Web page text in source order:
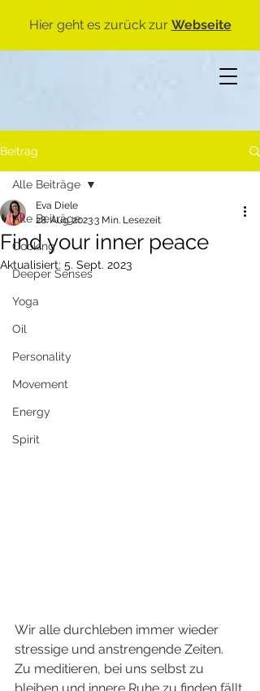
Hier geht es zurück zur Webseite
Beitrag
Alle Beiträge
Cooking
Deeper Senses
Yoga
Oil
Personality
Movement
Energy
Spirit
Alle Beiträge
Find your inner peace
Eva Diele
28. Aug. 20233 Min. Lesezeit
Aktualisiert: 5. Sept. 2023
Wir alle durchleben immer wieder
stressige und anstrengende Zeiten.
Zu meditieren, bei uns selbst zu
bleiben und innere Ruhe zu finden fällt